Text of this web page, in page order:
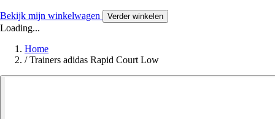
Bekijk mijn winkelwagen Verder winkelen
Loading...
Home
/ Trainers adidas Rapid Court Low